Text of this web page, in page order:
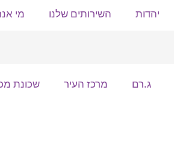
יהדות השירותים שלנו מי
ג.רם מרכז העיר שכונת